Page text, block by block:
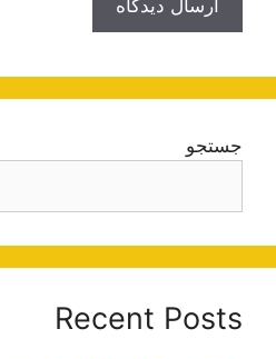
جستجو
Recent Posts